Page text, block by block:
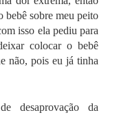
bebê sobre meu peito
isso ela pediu para
colocar o bebê
não, pois eu já tinha
desaprovação da